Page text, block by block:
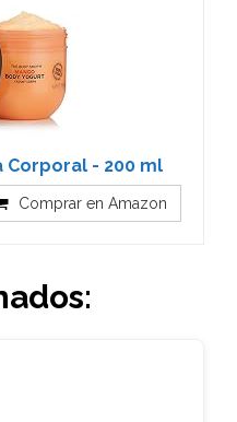
Corporal - 200 ml
Comprar en Amazon